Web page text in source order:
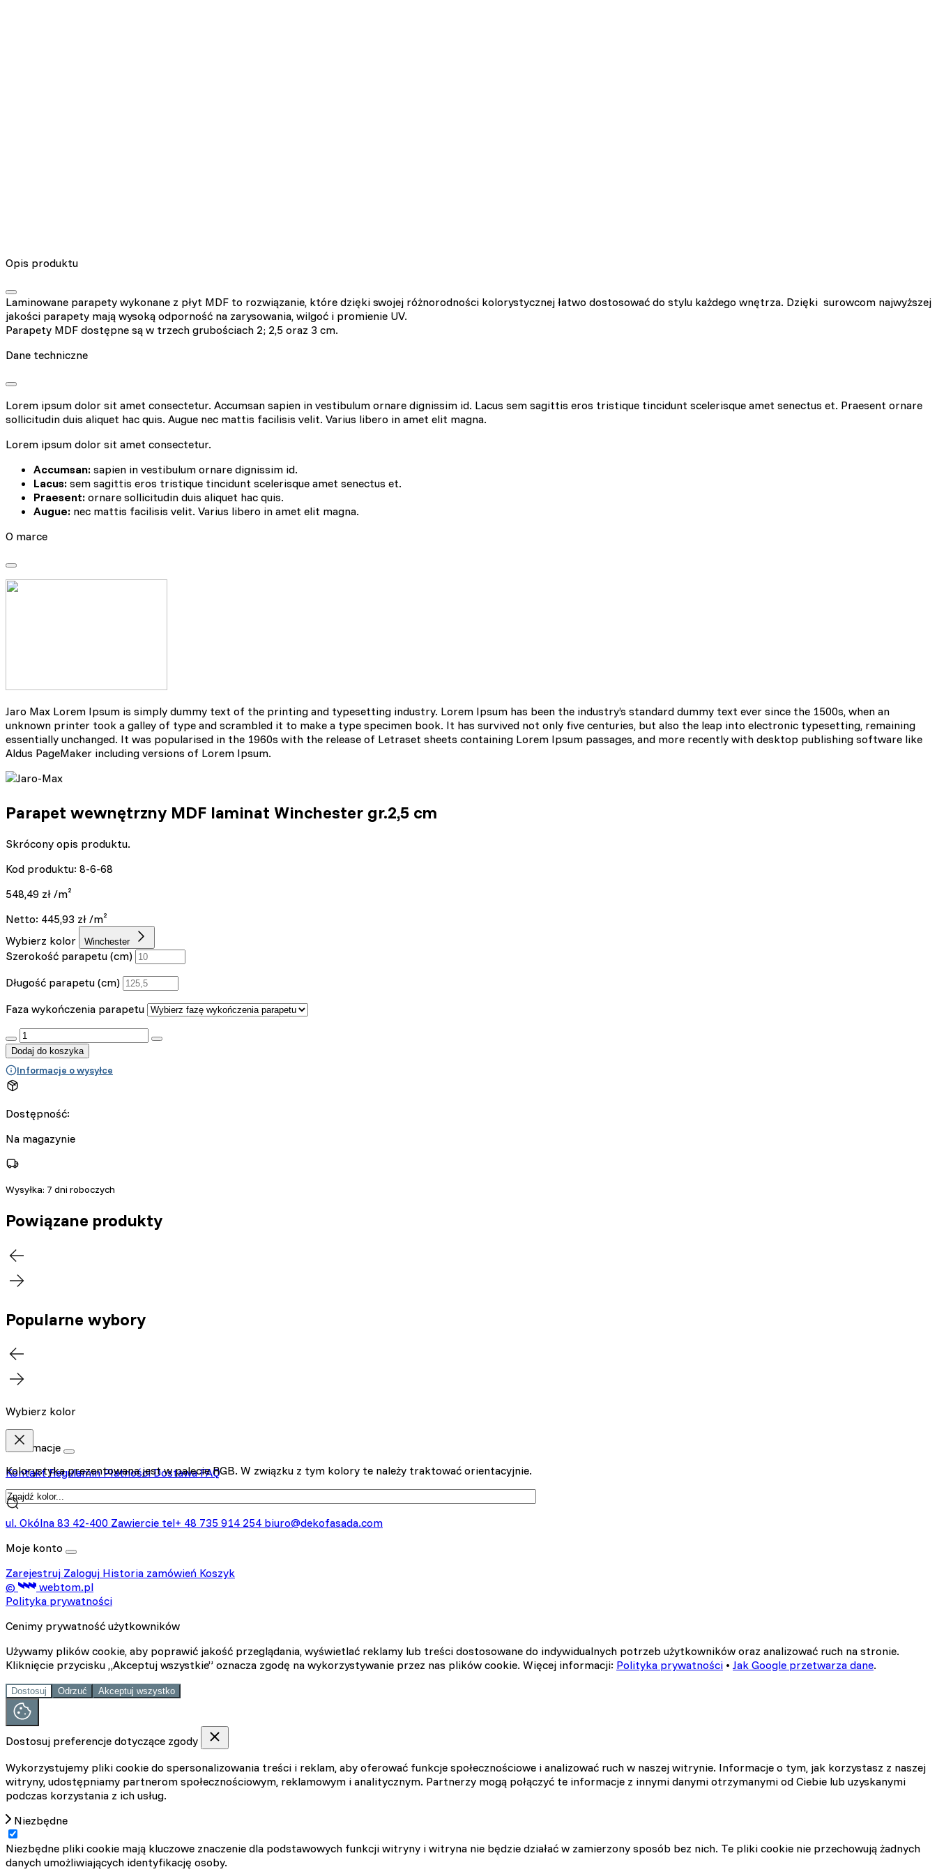
Opis produktu
Laminowane parapety wykonane z płyt MDF to rozwiązanie, które dzięki swojej różnorodności kolorystycznej łatwo dostosować do stylu każdego wnętrza. Dzięki surowcom najwyższej
jakości parapety mają wysoką odporność na zarysowania, wilgoć i promienie UV.
Parapety MDF dostępne są w trzech grubościach 2; 2,5 oraz 3 cm.
Dane techniczne
Lorem ipsum dolor sit amet consectetur. Accumsan sapien in vestibulum ornare dignissim id. Lacus sem sagittis eros tristique tincidunt scelerisque amet senectus et. Praesent ornare
sollicitudin duis aliquet hac quis. Augue nec mattis facilisis velit. Varius libero in amet elit magna.
Lorem ipsum dolor sit amet consectetur.
Accumsan: sapien in vestibulum ornare dignissim id.
Lacus: sem sagittis eros tristique tincidunt scelerisque amet senectus et.
Praesent: ornare sollicitudin duis aliquet hac quis.
Augue: nec mattis facilisis velit. Varius libero in amet elit magna.
O marce
Jaro Max Lorem Ipsum is simply dummy text of the printing and typesetting industry. Lorem Ipsum has been the industry’s standard dummy text ever since the 1500s, when an
unknown printer took a galley of type and scrambled it to make a type specimen book. It has survived not only five centuries, but also the leap into electronic typesetting, remaining
essentially unchanged. It was popularised in the 1960s with the release of Letraset sheets containing Lorem Ipsum passages, and more recently with desktop publishing software like
Aldus PageMaker including versions of Lorem Ipsum.
Parapet wewnętrzny MDF laminat Winchester gr.2,5 cm
Skrócony opis produktu.
Kod produktu: 8-6-68
548,49 zł /m²
Netto: 445,93 zł /m²
Wybierz kolor
Winchester
Szerokość parapetu (cm)
Długość parapetu (cm)
Faza wykończenia parapetu
:product_name quantity
Dodaj do koszyka
Informacje o wysyłce
Dostępność:
Na magazynie
Wysyłka: 7 dni roboczych
Powiązane produkty
Popularne wybory
Wybierz kolor
Kolorystyka prezentowana jest w palecie RGB. W związku z tym kolory te należy traktować orientacyjnie.
Informacje
KontaktRegulaminPłatnościDostawaFAQ
Kontakt
ul. Okólna 83 42-400 Zawiercie tel+ 48 735 914 254 biuro@dekofasada.com
Moje konto
Zarejestruj Zaloguj Historia zamówień Koszyk
©
webtom.pl
Polityka prywatności
Cenimy prywatność użytkowników
Używamy plików cookie, aby poprawić jakość przeglądania, wyświetlać reklamy lub treści dostosowane do indywidualnych potrzeb użytkowników oraz analizować ruch na stronie.
Kliknięcie przycisku „Akceptuj wszystkie” oznacza zgodę na wykorzystywanie przez nas plików cookie. Więcej informacji: Polityka prywatności • Jak Google przetwarza dane.
Dostosuj Odrzuć Akceptuj wszystko
Dostosuj preferencje dotyczące zgody
Wykorzystujemy pliki cookie do spersonalizowania treści i reklam, aby oferować funkcje społecznościowe i analizować ruch w naszej witrynie. Informacje o tym, jak korzystasz z naszej
witryny, udostępniamy partnerom społecznościowym, reklamowym i analitycznym. Partnerzy mogą połączyć te informacje z innymi danymi otrzymanymi od Ciebie lub uzyskanymi
podczas korzystania z ich usług.
Niezbędne
Niezbędne pliki cookie mają kluczowe znaczenie dla podstawowych funkcji witryny i witryna nie będzie działać w zamierzony sposób bez nich. Te pliki cookie nie przechowują żadnych
danych umożliwiających identyfikację osoby.